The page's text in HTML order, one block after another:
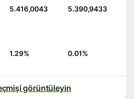
5.416,0043 5.390,9433
1.29% 0.01%
görüntüleyin